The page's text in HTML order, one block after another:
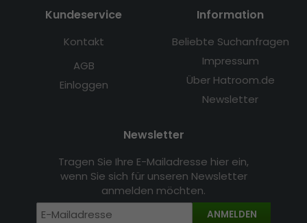
Kundeservice
Kontakt
AGB
Einloggen
Information
Beliebte Suchanfragen
Impressum
Über Hatroom.de
Newsletter
Newsletter
Tragen Sie Ihre E-Mailadresse hier ein,
wenn Sie sich für unseren Newsletter
anmelden möchten.
ANMELDEN